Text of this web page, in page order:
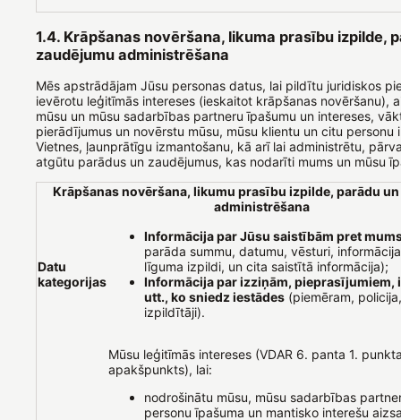
1.4. Krāpšanas novēršana, likuma prasību izpilde,
zaudējumu administrēšana
Mēs apstrādājam Jūsu personas datus, lai pildītu juridiskos
ievērotu leģitīmās intereses (ieskaitot krāpšanas novēršanu),
mūsu un mūsu sadarbības partneru īpašumu un intereses,
pierādījumus un novērstu mūsu, mūsu klientu un citu personu
Vietnes, ļaunprātīgu izmantošanu, kā arī lai administrētu,
atgūtu parādus un zaudējumus, kas nodarīti mums un mūsu
Krāpšanas novēršana, likumu prasību izpilde, parādu
administrēšana
Datu
kategorijas
Informācija par Jūsu saistībām pret
parāda summu, datumu, vēsturi,
līguma izpildi, un cita saistītā informācija);
Informācija par izziņām, pieprasījumiem,
utt., ko sniedz iestādes (piemēram,
izpildītāji).
Mūsu leģitīmās intereses (VDAR 6. panta 1.
apakšpunkts), lai:
nodrošinātu mūsu, mūsu sadarbības
personu īpašuma un mantisko interešu